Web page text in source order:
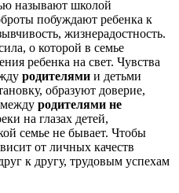
называют школой
побуждают ребенка к
жизнерадостность.
о которой в семье
ребенка на свет. Чувства
родителями и детьми
образуют доверие,
родителями не
на глазах детей,
семье не бывает. Чтобы
от личных качеств
к другу, трудовым успехам